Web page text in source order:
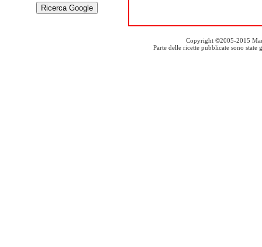
Copyright ©2005-2015
Parte delle ricette pubblicate sono state